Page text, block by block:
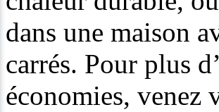
dans une maison
carrés. Pour plus
économies, venez